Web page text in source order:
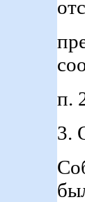
п.
3.